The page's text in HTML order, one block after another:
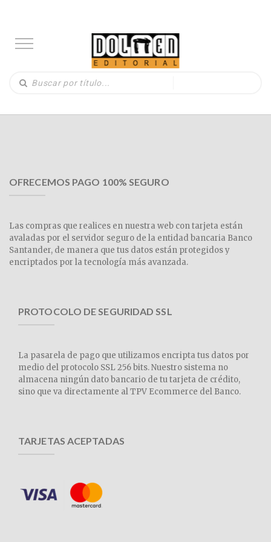
OFRECEMOS PAGO 100% SEGURO
Las compras que realices en nuestra web con tarjeta están
avaladas por el servidor seguro de la entidad bancaria Banco
Santander, de manera que tus datos están protegidos y
encriptados por la tecnología más avanzada.
PROTOCOLO DE SEGURIDAD SSL
La pasarela de pago que utilizamos encripta tus datos por
medio del protocolo SSL 256 bits. Nuestro sistema no
almacena ningún dato bancario de tu tarjeta de crédito,
sino que va directamente al TPV Ecommerce del Banco.
TARJETAS ACEPTADAS